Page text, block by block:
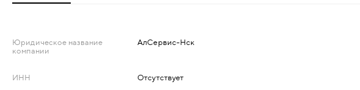
Юридическое название
компании
АлСервис-Нск
ИНН Отсутствует